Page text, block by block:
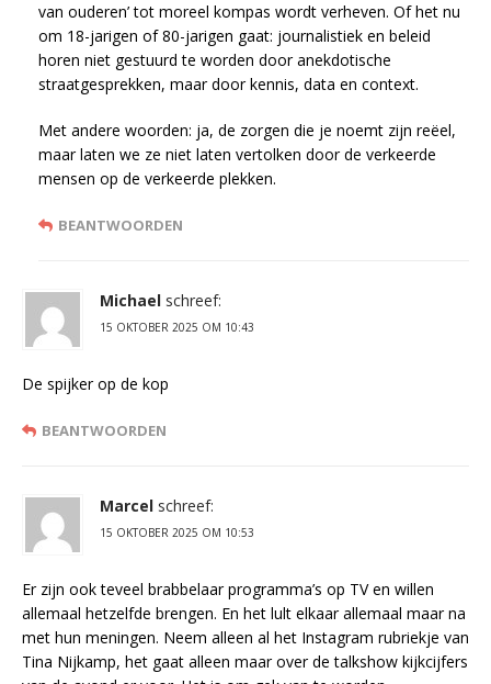
van ouderen’ tot moreel kompas wordt verheven. Of het nu
om 18-jarigen of 80-jarigen gaat: journalistiek en beleid
horen niet gestuurd te worden door anekdotische
straatgesprekken, maar door kennis, data en context.
Met andere woorden: ja, de zorgen die je noemt zijn reëel,
maar laten we ze niet laten vertolken door de verkeerde
mensen op de verkeerde plekken.
BEANTWOORDEN
Michael schreef:
15 OKTOBER 2025 OM 10:43
De spijker op de kop
BEANTWOORDEN
Marcel schreef:
15 OKTOBER 2025 OM 10:53
Er zijn ook teveel brabbelaar programma’s op TV en willen
allemaal hetzelfde brengen. En het lult elkaar allemaal maar na
met hun meningen. Neem alleen al het Instagram rubriekje van
Tina Nijkamp, het gaat alleen maar over de talkshow kijkcijfers